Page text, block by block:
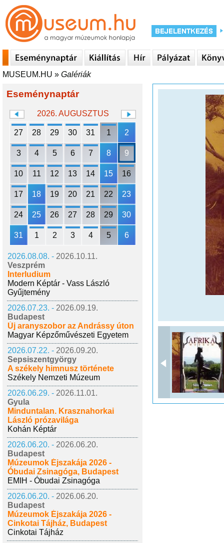
MUSEUM.HU » Galériák
Eseménynaptár
2026. AUGUSZTUS
27 28 29 30 31 1 2
3 4 5 6 7 8 9
10 11 12 13 14 15 16
17 18 19 20 21 22 23
24 25 26 27 28 29 30
31 1 2 3 4 5 6
2026.08.08. - 2026.10.11.
Veszprém
Interludium
Modern Képtár - Vass László
Gyűjtemény
2026.07.23. - 2026.09.19.
Budapest
Új aranyszobor az Andrássy úton
Magyar Képzőművészeti Egyetem
2026.07.22. - 2026.09.20.
Sepsiszentgyörgy
A székely himnusz története
Székely Nemzeti Múzeum
2026.06.29. - 2026.11.01.
Gyula
Minduntalan. Krasznahorkai
László prózavilága
Kohán Képtár
2026.06.20. - 2026.06.20.
Budapest
Múzeumok Éjszakája 2026 -
Óbudai Zsinagóga, Budapest
EMIH - Óbudai Zsinagóga
2026.06.20. - 2026.06.20.
Budapest
Múzeumok Éjszakája 2026 -
Cinkotai Tájház, Budapest
Cinkotai Tájház